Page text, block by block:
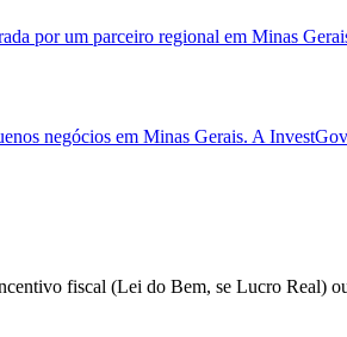
por um parceiro regional em Minas
negócios em Minas Gerais. A
fiscal (Lei do Bem, se Lucro Real)